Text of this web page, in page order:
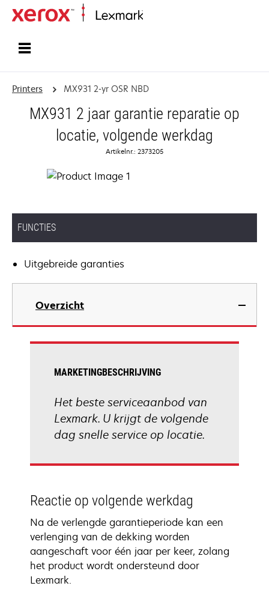
Printers MX931 2-yr OSR NBD
MX931 2 jaar garantie reparatie op
locatie, volgende werkdag
Artikelnr.: 2373205
FUNCTIES
Uitgebreide garanties
Overzicht
MARKETINGBESCHRIJVING
Het beste serviceaanbod van
Lexmark. U krijgt de volgende
dag snelle service op locatie.
Reactie op volgende werkdag
Na de verlengde garantieperiode kan een
verlenging van de dekking worden
aangeschaft voor één jaar per keer, zolang
het product wordt ondersteund door
Lexmark.